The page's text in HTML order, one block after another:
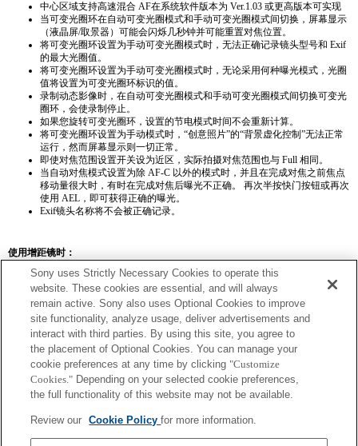
中心区域支持高速混合 AF在系统软件版本为 Ver.1.03 或更高版本可实现
当可变光圈环在自动可变光圈模式和手动可变光圈模式间切换，屏幕显示
（液晶屏/取景器）可能会闪烁几秒钟并可能重置对焦位置。
将可变光圈环设置为手动可变光圈模式时，无法正确​​记录镜头型号和 Exif
的最大光圈值。
将可变光圈环设置为手动可变光圈模式时，无论采用何种曝光模式，光圈
值将设置为可变光圈环标识的值。
录制动态影像时，在自动可变光圈模式和手动可变光圈模式间切换可变光
圈环，会使录制停止。
如果您旋转可变光圈环，设置的节电模式时间不会重新计算。
将可变光圈环设置为手动模式时，“创意照片”的“背景虚化控制”无法正常
运行，然而屏幕显示则一切正常。
即使对焦范围设置开关设为近区，实际拍摄对焦范围也与 Full 相同。
当自动对焦模式设置为除 AF-C 以外的模式时，并且在完成对焦之前焦点
移动量很大时，有时在完成对焦后曝光不正确。 再次半按快门按钮或再次
使用 AEL，即可获得正确的曝光。
Exif镜头名称将不会被正确记录。
使用增距镜时：
SEL14TC SEL20TC
SEL14TC
相机可能会在设置连续 AF 后对焦不准。
Exif 鏡頭名的焦距和最大光圈會以放大倍數值列出。然而，如光圈值乘以放
Sony uses Strictly Necessary Cookies to operate this
website. These cookies are essential, and will always
remain active. Sony also uses Optional Cookies to improve
site functionality, analyze usage, deliver advertisements and
interact with third parties. By using this site, you agree to
the placement of Optional Cookies. You can manage your
cookie preferences at any time by clicking "Customize
Cookies." Depending on your selected cookie preferences,
the full functionality of this website may not be available.
Review our Cookie Policyfor more information.